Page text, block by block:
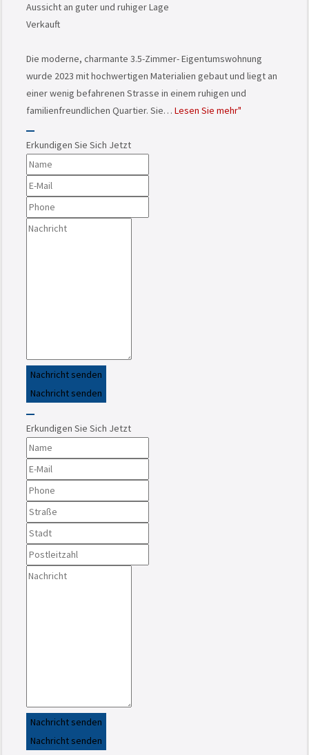
Aussicht an guter und ruhiger Lage
Verkauft
Die moderne, charmante 3.5-Zimmer- Eigentumswohnung
wurde 2023 mit hochwertigen Materialien gebaut und liegt an
einer wenig befahrenen Strasse in einem ruhigen und
familienfreundlichen Quartier. Sie…Lesen Sie mehr"
Erkundigen Sie Sich Jetzt
Nachricht senden
Nachricht senden
Erkundigen Sie Sich Jetzt
Nachricht senden
Nachricht senden